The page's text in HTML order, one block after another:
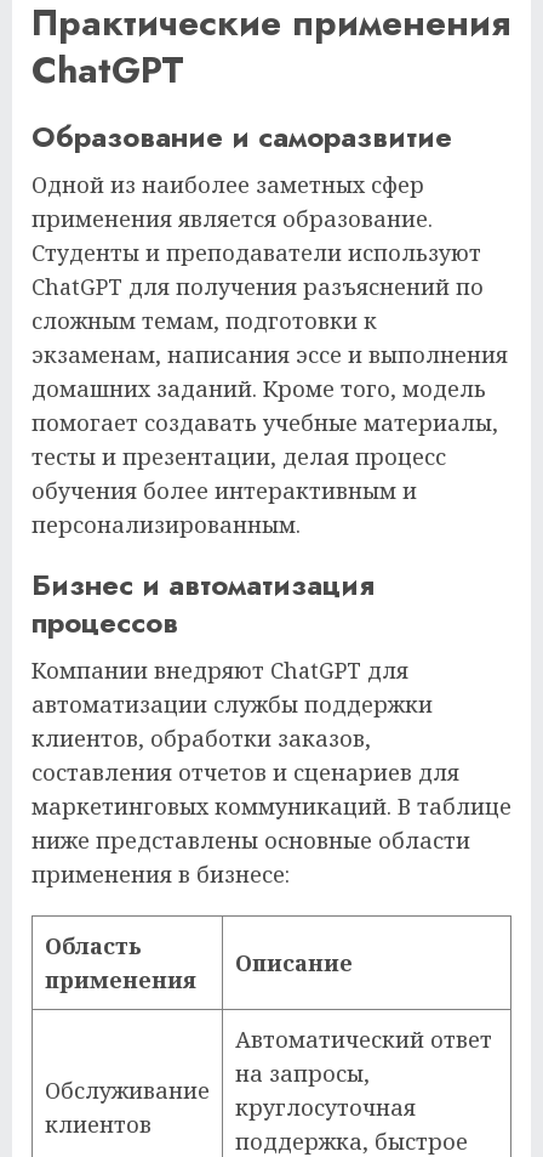
Практические применения
ChatGPT
Образование и саморазвитие
Одной из наиболее заметных сфер
применения является образование.
Студенты и преподаватели используют
ChatGPT для получения разъяснений по
сложным темам, подготовки к
экзаменам, написания эссе и выполнения
домашних заданий. Кроме того, модель
помогает создавать учебные материалы,
тесты и презентации, делая процесс
обучения более интерактивным и
персонализированным.
Бизнес и автоматизация
процессов
Компании внедряют ChatGPT для
автоматизации службы поддержки
клиентов, обработки заказов,
составления отчетов и сценариев для
маркетинговых коммуникаций. В таблице
ниже представлены основные области
применения в бизнесе:
Область
применения
Описание
Обслуживание
клиентов
Автоматический ответ
на запросы,
круглосуточная
поддержка, быстрое